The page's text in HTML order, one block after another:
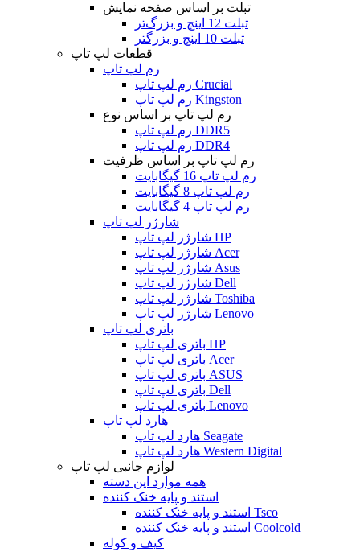
تبلت بر اساس صفحه نمایش
تبلت 12 اینچ و بزرگ‌تر
تبلت 10 اینچ و بزرگتر
قطعات لپ تاپ
رم لپ تاپ
رم لپ تاپ Crucial
رم لپ تاپ Kingston
رم لپ تاپ بر اساس نوع
رم لپ تاپ DDR5
رم لپ تاپ DDR4
رم لپ تاپ بر اساس ظرفیت
رم لپ تاپ 16 گیگابایت
رم لپ تاپ 8 گیگابایت
رم لپ تاپ 4 گیگابایت
شارژر لپ تاپ
شارژر لپ تاپ HP
شارژر لپ تاپ Acer
شارژر لپ تاپ Asus
شارژر لپ تاپ Dell
شارژر لپ تاپ Toshiba
شارژر لپ تاپ Lenovo
باتری لپ تاپ
باتری لپ تاپ HP
باتری لپ تاپ Acer
باتری لپ تاپ ASUS
باتری لپ تاپ Dell
باتری لپ تاپ Lenovo
هارد لپ تاپ
هارد لپ تاپ Seagate
هارد لپ تاپ Western Digital
لوازم جانبی لپ تاپ
همه موارد این دسته
استند و پایه خنک کننده
استند و پایه خنک کننده Tsco
استند و پایه خنک کننده Coolcold
کیف و کوله